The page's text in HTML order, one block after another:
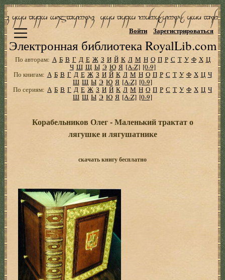
Электронная библиотека RoyalLib.com
Войти Зарегистрироваться
По авторам: А Б В Г Д Е Ж З И Й К Л М Н О П Р С Т У Ф Х Ц
Ч Ш Щ Ы Э Ю Я [A-Z] [0-9]
По книгам: А Б В Г Д Е Ж З И Й К Л М Н О П Р С Т У Ф Х Ц Ч
Ш Щ Ы Э Ю Я [A-Z] [0-9]
По сериям: А Б В Г Д Е Ж З И Й К Л М Н О П Р С Т У Ф Х Ц Ч
Ш Щ Ы Э Ю Я [A-Z] [0-9]
Корабельников Олег - Маленький трактат о
лягушке и лягушатнике
скачать книгу бесплатно